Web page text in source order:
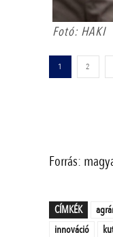
Fotó: HAKI
1 2
Forrás:
CÍMKÉK
innováció